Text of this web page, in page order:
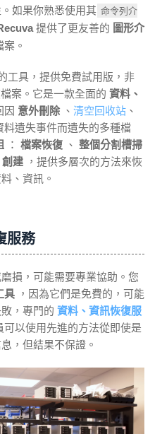
如果你熟悉使用其 命令列介
提供了更友善的 圖形介
。
工具，提供免費試用版，非
案。它是一款全面的 資料、
因 意外刪除、 清空回收站 、
遺失事件而遺失的多種檔
： 檔案恢復 、 整個分割槽掃
建 ，提供多層次的方法來恢
、資訊。
服務
損，可能需要專業協助。您
具 ，因為它們是免費的，可能
，專門的 資料、資訊恢復服
以使用先進的方法從即使是
，但結果不保證。